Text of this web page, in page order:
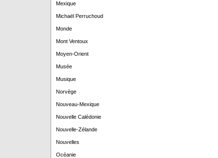
Mexique
Michaël Perruchoud
Monde
Mont Ventoux
Moyen-Orient
Musée
Musique
Norvège
Nouveau-Mexique
Nouvelle Calédonie
Nouvelle-Zélande
Nouvelles
Océanie